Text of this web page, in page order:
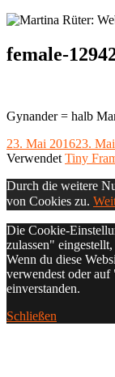
female-
Gynander = halb
Veröffentlicht
am
23. Mai 201623.
Footer
Inhalt
Verwendet Tiny
Durch die weitere
von Cookies zu.
Die Cookie-
zulassen"
Wenn du diese
verwendest oder
einverstanden.
Schließen